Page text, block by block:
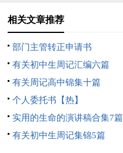
相关文章推荐
部门主管转正申请书
有关初中生周记汇编六篇
有关周记高中锦集十篇
个人委托书【热】
实用的生命的演讲稿合集7篇
有关初中生周记集锦5篇